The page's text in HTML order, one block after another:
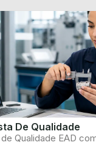
De Qualidade
Qualidade EAD